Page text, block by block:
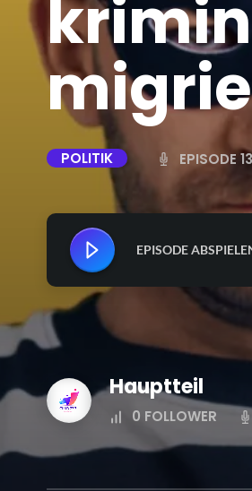
POLITIK EPISODE
EPISODE
Hauptteil
0 FOLLOWER